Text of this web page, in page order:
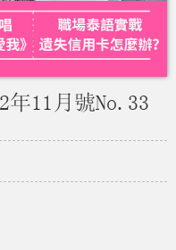
年11月號No.33